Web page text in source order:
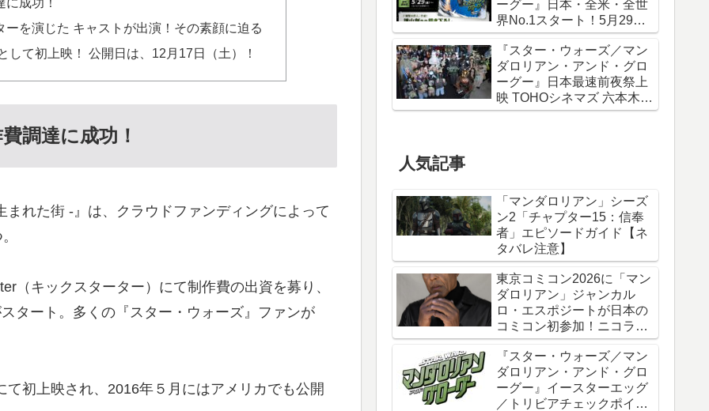
を演じた キャストが出演！その素顔に迫る
て初上映！ 公開日は、12月17日（土）！
調達に成功！
れた街 -』は、クラウドファンディングによって
キックスターター）にて制作費の出資を募り、
タート。多くの『スター・ウォーズ』ファンが
初上映され、2016年５月にはアメリカでも公開
ーグー』日本・全米・全世
界No.1スタート！5月29日
から諫山創描き下ろしポス
ター＆IMAXポスターが特典
に
『スター・ウォーズ／マン
ダロリアン・アンド・グロ
ーグー』日本最速前夜祭上
映 TOHOシネマズ 六本木ヒ
ルズ リポート！
人気記事
「マンダロリアン」シーズ
ン2「チャプター15：信奉
者」エピソードガイド【ネ
タバレ注意】
東京コミコン2026に「マン
ダロリアン」ジャンカル
ロ・エスポジートが日本の
コミコン初参加！ニコラ
ス・ケイジと共に来日
『スター・ウォーズ／マン
ダロリアン・アンド・グロ
ーグー』イースターエッグ
／トリビアチェックポイン